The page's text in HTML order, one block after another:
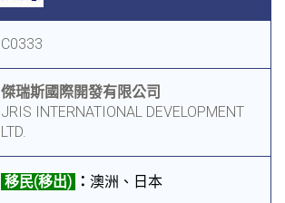
C0333
傑瑞斯國際開發有限公司
JRIS INTERNATIONAL DEVELOPMENT
LTD.
移民(移出) ： 澳洲、日本